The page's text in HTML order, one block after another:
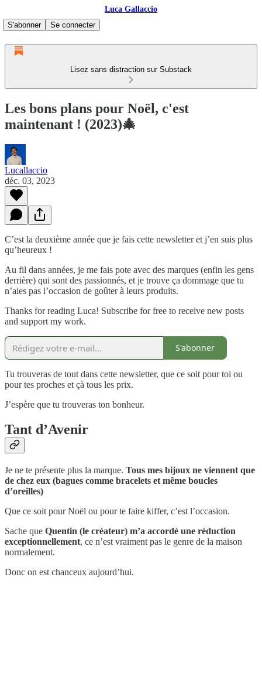
Luca Gallaccio
S'abonner
Se connecter
Lisez sans distraction sur Substack
Les bons plans pour Noël, c'est
maintenant ! (2023)🎄
Lucallaccio
déc. 03, 2023
C’est la deuxième année que je fais cette newsletter et j’en suis plus
qu’heureux !
Au fil dans années, je me fais pote avec des marques (enfin les gens
derrière) qui sont des passionnés, et je trouve ça dommage que tu
n’aies pas l’occasion de goûter à leurs produits.
Thanks for reading Luca! Subscribe for free to receive new posts
and support my work.
S'abonner
Tu trouveras de tout dans cette newsletter, que ce soit pour toi ou
pour tes proches et çà tous les prix.
J’espère que tu trouveras ton bonheur.
Tant d’Avenir
Je ne te présente plus la marque. Tous mes bijoux ne viennent que
de chez eux (bagues comme bracelets et même boucles
d’oreilles)
Que ce soit pour Noël ou pour te faire kiffer, c’est l’occasion.
Sache que Quentin (le créateur) m’a accordé une réduction
exceptionnellement, ce n’est vraiment pas le genre de la maison
normalement.
Donc on est chanceux aujourd’hui.